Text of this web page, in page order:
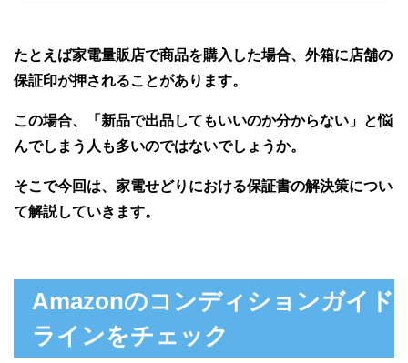
たとえば家電量販店で商品を購入した場合、外箱に店舗の
保証印が押されることがあります。
この場合、「新品で出品してもいいのか分からない」と悩
んでしまう人も多いのではないでしょうか。
そこで今回は、家電せどりにおける保証書の解決策につい
て解説していきます。
Amazonのコンディションガイド
ラインをチェック